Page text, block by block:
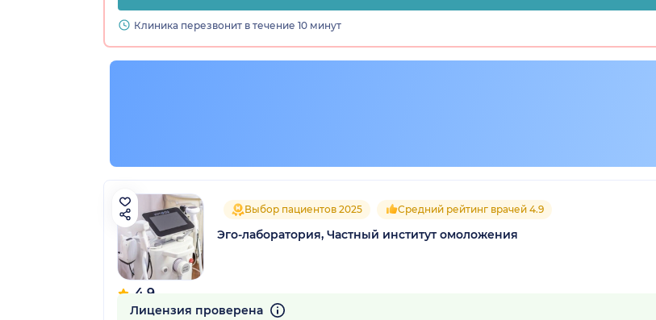
Клиника перезвонит в течение 10 минут
4.9
89 отзывов
Выбор пациентов 2025 Средний рейтинг врачей 4.9
Эго-лаборатория, Частный институт омоложения
Лицензия проверена